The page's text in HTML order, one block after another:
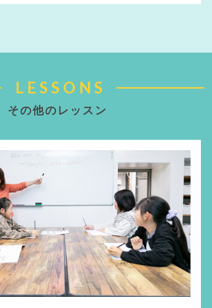
LESSONS
その他のレッスン